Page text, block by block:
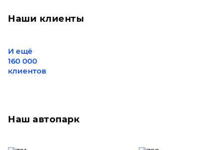
Наши клиенты
И ещё
160 000
клиентов
Наш автопарк